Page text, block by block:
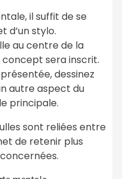
il suffit de se
d’un stylo.
au centre de la
concept sera inscrit.
dessinez
autre aspect du
principale.
sont reliées entre
de retenir plus